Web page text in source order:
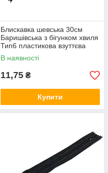
Блискавка шевська 30см
Баришівська з бігунком хвиля
Тип6 пластикова взуттєва
В наявності
11,75 ₴
Купити